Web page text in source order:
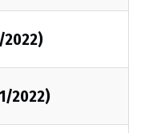
2022)
2022)